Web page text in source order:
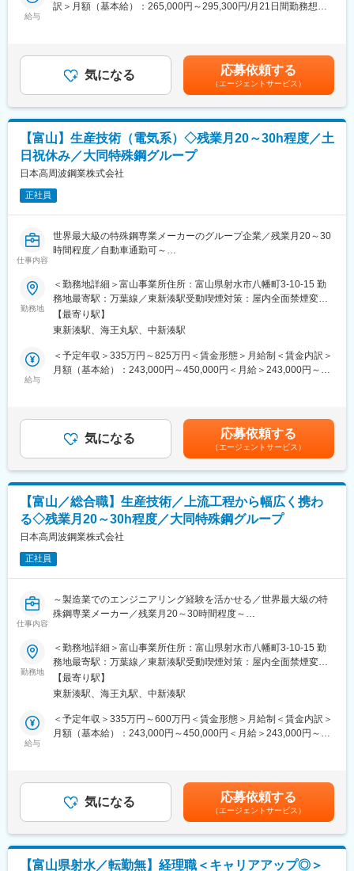
名、30代約5名)
・階層別研修・専門研修・職場内研修による継続的な育成
・年齢や役職にとらわれないボーダーレスな情報共有
・意欲や適性に応じた積極的な人材登用
一人ひとりの成長が、企業全体の成長につながる環境を整えてい
ます。
■はたらきやすい環境
・転居を伴う転勤なし
・残業月平均10時間程度
富山に腰を据えて、長期的にキャリアを築きたい方に適した環境
です。
■福利厚生
・24時間利用可能な浴場
・マッサージ機・大型映像設備を備えたリラクゼーションルーム
・DVD・楽器・喫茶設備のある研修スペース
・各種社会保険、表彰制度、融資制度、記念・慶弔制度完備
安心して長く働ける環境づくりを徹底しています。
す。
・社内教育に関する企画等
※将来的には人事のみだけでなく、経理や総務へのローテーション
により幅広く経験を積みながら、管理部門の管理者としてもキャ
リアアップしていただけます。
■研修制度：
会社が必要と認めた講習、資格試験等に係る費用については全額
会社負担です。
■働き方：
・原則出社をお願いしていますが、体調や育児、介護、天気の状
況によってリモートワークの相談をしていただくことが可能で
す。
人事労務課では兼任含め5名の方がご活躍中です。
（30代3名、40代1名、60代1名）
・階層別研修・専門研修・職場内研修による継続的な育成
・年齢や役職にとらわれないボーダーレスな情報共有
・意欲や適性に応じた積極的な人材登用
一人ひとりの成長が、企業全体の成長につながる環境を整えてい
ます。
■はたらきやすい環境
・転居を伴う転勤なし
・残業月平均15時間程度
富山に腰を据えて、長期的にキャリアを築きたい方に適した環境
です。
■福利厚生
・24時間利用可能な浴場
・マッサージ機・大型映像設備を備えたリラクゼーションルーム
・DVD・楽器・喫茶設備のある研修スペース
・各種社会保険、表彰制度、融資制度、記念・慶弔制度完備
安心して長く働ける環境づくりを徹底しています。
給与
訳＞月額（基本給）：265,000円～295,300円/月21日間勤務想定
円（年2回、昨年実績組合平均130万円）賃金はあくまでも目安の
金額であり、選考を通じて上下する可能性があります。月給(月額)
は固定手当を含めた表記です。
気になる 応募依頼する
（エージェントサービス）
【富山】生産技術（電気系）◇残業月20～30h程度／土
日祝休み／大同特殊鋼グループ
日本高周波鋼業株式会社
正社員
仕事内容
世界最大級の特殊鋼専業メーカーのグループ企業／残業月20～30
時間程度／自動車通勤可～
■募集の背景
当社は2026年2月2日に世界最大級の特殊鋼専業メーカーである大
同特殊鋼グループに参入し、新たにスタートを切りました。今後
は上工程から下工程までの製造設備を持ち、小ロット、多品種と
いう当社の強みを生かしながら、大同特殊鋼のノウハウや知見を
使ってモノづくりの実力を上げていくことが期待されています。
そのためには人材の強化が急務となっており、経験者採用をする
＜機械系技術者の業務＞
・製造所で使用される機械設備の保守点検、整備、修理、改善等
の工事を抜けなく、効率よく、適切なコストで納期通りに実施
・都市ガス、工業用水、圧縮空気等のユーティリティの保守保全
に取組み安定供給にも努めます。
＜電気系技術者の業務＞
・製造所で使用される電気設備の保守点検、整備、修理、改善等
の工事を抜けなく、効率よく、適切なコストで納期通りに実施
し、製造所の安定生産・安定品質に取組みます。設備突発故障停
止時間の低減活動にも取り組んでいます。
・受電・配電等のユーティリティーの保守保全に取組み安定供給
に努めます。
■入社後の流れ
まずは現場実習で安全や現場業務について学んでもらいます。仕
事に慣れてきたら、知識・経験にあわせて主担当業務をお任せし
ていきます。周囲には上司や先輩社員がいますので、相談しなが
要な資格については講習会、通信教育等の支援を行いますので、
業務をしながら資格取得を目指せます。
勤務地
＜勤務地詳細＞富山事業所住所：富山県射水市八幡町3-10-15 勤
務地最寄駅：万葉線／東新湊駅受動喫煙対策：屋内全面禁煙変更
の範囲：会社の定める事業所
【最寄り駅】
東新湊駅、海王丸駅、中新湊駅
給与
＜予定年収＞335万円～825万円＜賃金形態＞月給制＜賃金内訳＞
月額（基本給）：243,000円～450,000円＜月給＞243,000円～
上下する可能性があります。月給(月額)は固定手当を含めた表記で
す。
気になる 応募依頼する
（エージェントサービス）
【富山／総合職】生産技術／上流工程から幅広く携わ
る◇残業月20～30h程度／大同特殊鋼グループ
日本高周波鋼業株式会社
正社員
仕事内容
～製造業でのエンジニアリング経験を活かせる／世界最大級の特
殊鋼専業メーカー／残業月20～30時間程度～
当社は2026年2月2日に世界最大級の特殊鋼専業メーカーである大
同特殊鋼グループに参入し、新たにスタートを切りました。今後
は上工程から下工程までの製造設備を持ち、小ロット、多品種と
いう当社の強みを生かしながら、大同特殊鋼のノウハウや知見を
使ってモノづくりの実力を上げていくことが期待されています。
そのために人材の強化が急務となっており、経験者採用をするこ
とになりました。
す。
る製品の品質向上や、低コストで高効率・安定的な操業を実現す
勤務地
＜勤務地詳細＞富山事業所住所：富山県射水市八幡町3-10-15 勤
務地最寄駅：万葉線／東新湊駅受動喫煙対策：屋内全面禁煙変更
の範囲：会社の定める事業所
【最寄り駅】
東新湊駅、海王丸駅、中新湊駅
給与
＜予定年収＞335万円～600万円＜賃金形態＞月給制＜賃金内訳＞
月額（基本給）：243,000円～450,000円＜月給＞243,000円～
上下する可能性があります。月給(月額)は固定手当を含めた表記で
す。
気になる 応募依頼する
（エージェントサービス）
【富山県射水／転勤無】経理職＜キャリアアップ◎＞